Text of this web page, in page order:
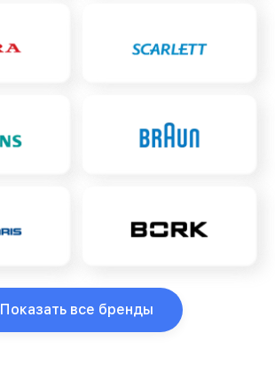
Показать все бренды